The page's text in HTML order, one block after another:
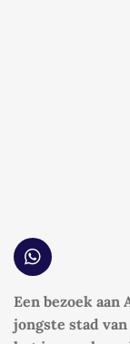
W
h
a
s
Een bezoek
jongste stad